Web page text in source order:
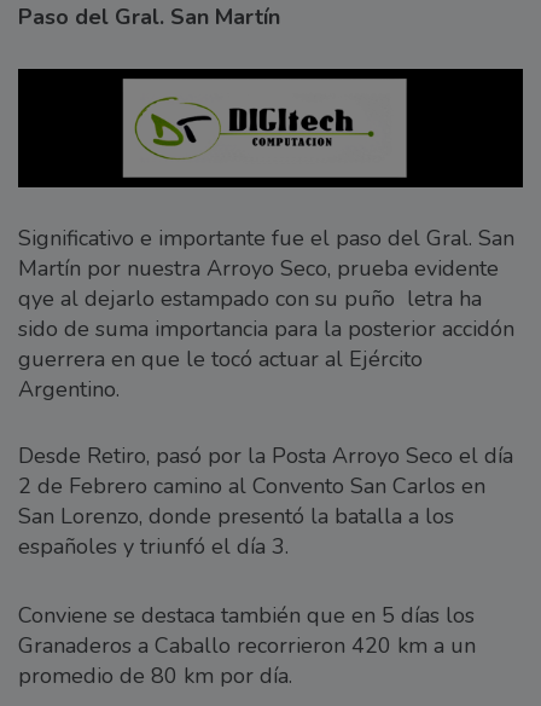
Paso del Gral. San Martín
Significativo e importante fue el paso del Gral. San
Martín por nuestra Arroyo Seco, prueba evidente
qye al dejarlo estampado con su puño letra ha
sido de suma importancia para la posterior accidón
guerrera en que le tocó actuar al Ejército
Argentino.
Desde Retiro, pasó por la Posta Arroyo Seco el día
2 de Febrero camino al Convento San Carlos en
San Lorenzo, donde presentó la batalla a los
españoles y triunfó el día 3.
Conviene se destaca también que en 5 días los
Granaderos a Caballo recorrieron 420 km a un
promedio de 80 km por día.